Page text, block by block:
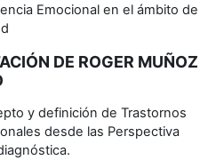
Emocional en el ámbito de
DE ROGER MUÑOZ
y definición de Trastornos
desde las Perspectiva